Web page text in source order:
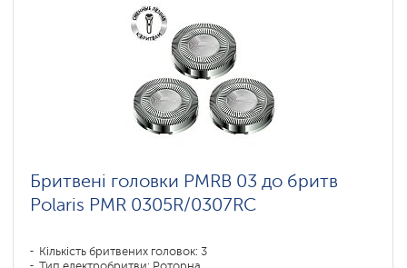
Бритвені головки PMRB 03 до бритв
Polaris PMR 0305R/0307RC
Кількість бритвених головок: 3